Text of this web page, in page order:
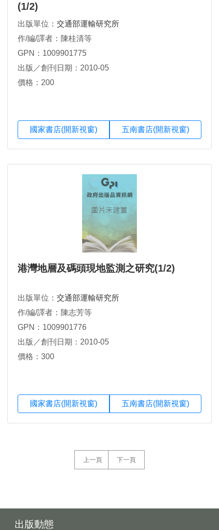
(1/2)
出版單位： 交通部運輸研究所
作/編/譯者：陳桂清等
GPN：1009901775
出版／創刊日期：2010-05
價格：200
國家書店(開新視窗) 五南書店(開新視窗)
港灣地層及碼頭現地監測之研究(1/2)
出版單位： 交通部運輸研究所
作/編/譯者：陳志芳等
GPN：1009901776
出版／創刊日期：2010-05
價格：300
國家書店(開新視窗) 五南書店(開新視窗)
上一頁 下一頁
出版動態